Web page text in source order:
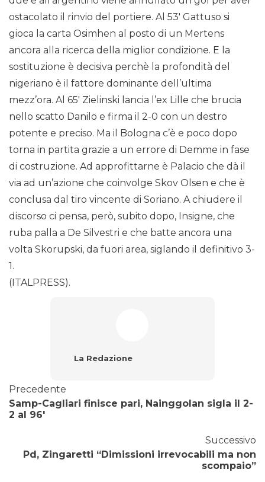
ostacolato il rinvio del portiere. Al 53′ Gattuso si
gioca la carta Osimhen al posto di un Mertens
ancora alla ricerca della miglior condizione. E la
sostituzione è decisiva perchè la profondità del
nigeriano è il fattore dominante dell’ultima
mezz’ora. Al 65′ Zielinski lancia l’ex Lille che brucia
nello scatto Danilo e firma il 2-0 con un destro
potente e preciso. Ma il Bologna c’è e poco dopo
torna in partita grazie a un errore di Demme in fase
di costruzione. Ad approfittarne è Palacio che dà il
via ad un’azione che coinvolge Skov Olsen e che è
conclusa dal tiro vincente di Soriano. A chiudere il
discorso ci pensa, però, subito dopo, Insigne, che
ruba palla a De Silvestri e che batte ancora una
volta Skorupski, da fuori area, siglando il definitivo 3-
1.
(ITALPRESS).
La Redazione
Precedente
Samp-Cagliari finisce pari, Nainggolan sigla il 2-
2 al 96′
Successivo
Pd, Zingaretti “Dimissioni irrevocabili ma non
scompaio”